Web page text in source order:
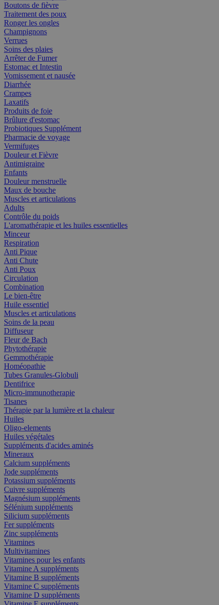
Boutons de fièvre
Traitement des poux
Ronger les ongles
Champignons
Verrues
Soins des plaies
Arrêter de Fumer
Estomac et Intestin
Vomissement et nausée
Diarrhée
Crampes
Laxatifs
Produits de foie
Brûlure d'estomac
Probiotiques Supplément
Pharmacie de voyage
Vermifuges
Douleur et Fièvre
Antimigraine
Enfants
Douleur menstruelle
Maux de bouche
Muscles et articulations
Adults
Contrôle du poids
L'aromathérapie et les huiles essentielles
Minceur
Respiration
Anti Pique
Anti Chute
Anti Poux
Circulation
Combination
Le bien-être
Huile essentiel
Muscles et articulations
Soins de la peau
Diffuseur
Fleur de Bach
Phytothérapie
Gemmothérapie
Homéopathie
Tubes Granules-Globuli
Dentifrice
Micro-immunotherapie
Tisanes
Thérapie par la lumière et la chaleur
Huiles
Oligo-elements
Huiles végétales
Suppléments d'acides aminés
Mineraux
Calcium suppléments
Jode suppléments
Potassium suppléments
Cuivre suppléments
Magnésium suppléments
Sélénium suppléments
Silicium suppléments
Fer suppléments
Zinc suppléments
Vitamines
Multivitamines
Vitamines pour les enfants
Vitamine A suppléments
Vitamine B suppléments
Vitamine C suppléments
Vitamine D suppléments